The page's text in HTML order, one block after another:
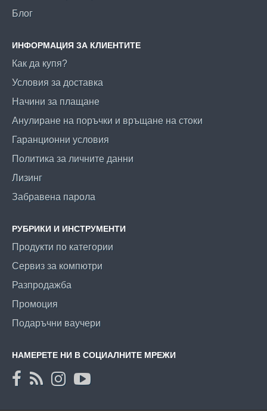
Блог
ИНФОРМАЦИЯ ЗА КЛИЕНТИТЕ
Как да купя?
Условия за доставка
Начини за плащане
Анулиране на поръчки и връщане на стоки
Гаранционни условия
Политика за личните данни
Лизинг
Забравена парола
РУБРИКИ И ИНСТРУМЕНТИ
Продукти по категории
Сервиз за компютри
Разпродажба
Промоция
Подаръчни ваучери
НАМЕРЕТЕ НИ В СОЦИАЛНИТЕ МРЕЖИ